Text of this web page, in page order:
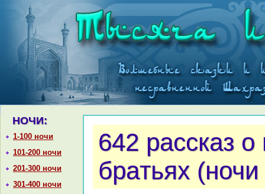
НОЧИ:
1-100 ночи
101-200 ночи
201-300 ночи
301-400 ночи
642 paссказ
бpaтьях